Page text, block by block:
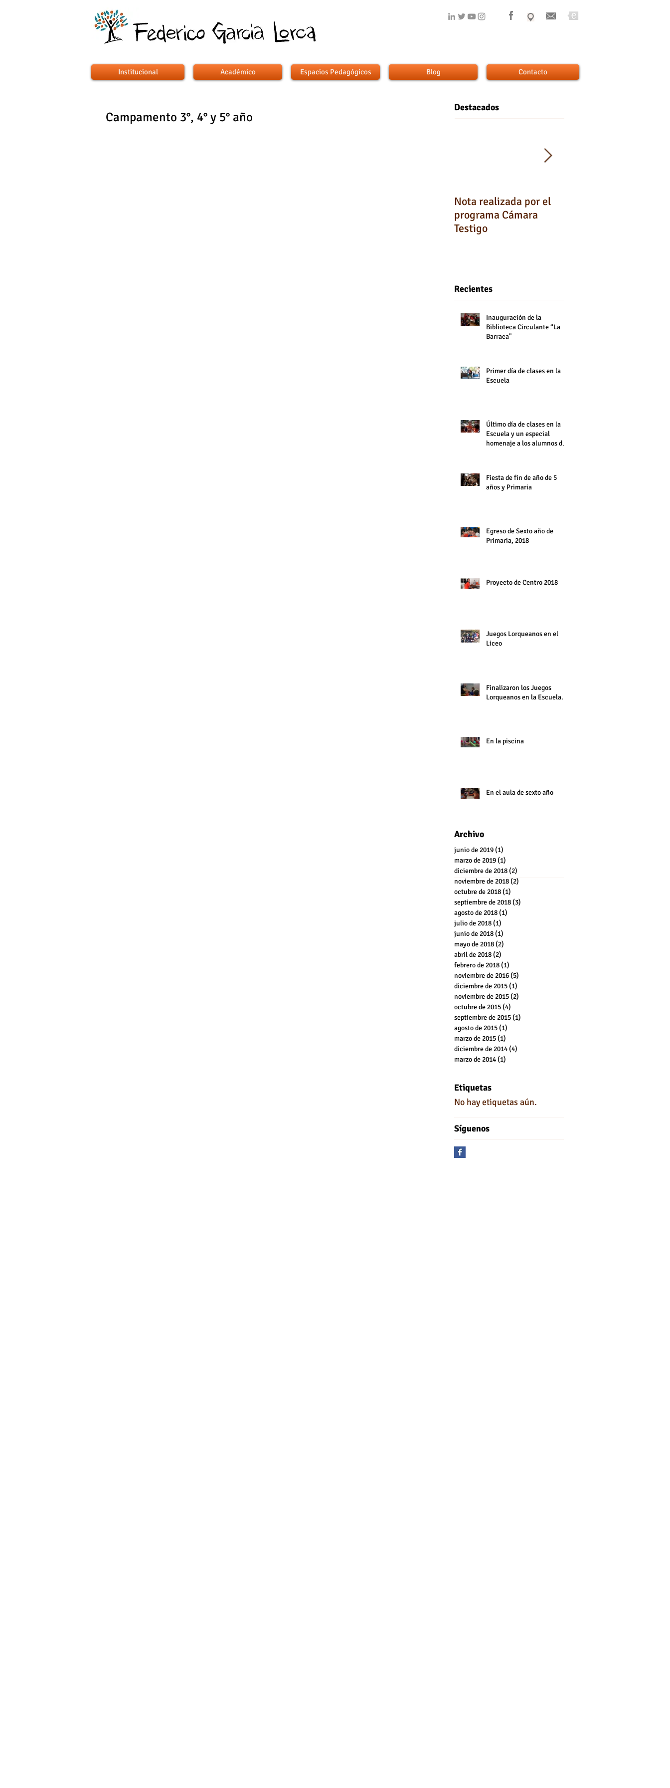
Institucional Académico Espacios Pedagógicos Blog Contacto
Campamento 3°, 4° y 5° año
Destacados
Nota realizada por el
programa Cámara
Testigo
Recientes
Inauguración de la
Biblioteca Circulante “La
Barraca"
Primer día de clases en la
Escuela
Último día de clases en la
Escuela y un especial
homenaje a los alumnos de
Fiesta de fin de año de 5
años y Primaria
Egreso de Sexto año de
Primaria, 2018
Proyecto de Centro 2018
Juegos Lorqueanos en el
Liceo
Finalizaron los Juegos
Lorqueanos en la Escuela.
En la piscina
En el aula de sexto año
Archivo
junio de 2019(1)
marzo de 2019(1)
diciembre de 2018(2)
noviembre de 2018(2)
octubre de 2018(1)
septiembre de 2018(3)
agosto de 2018(1)
julio de 2018(1)
junio de 2018(1)
mayo de 2018(2)
abril de 2018(2)
febrero de 2018(1)
noviembre de 2016(5)
diciembre de 2015(1)
noviembre de 2015(2)
octubre de 2015(4)
septiembre de 2015(1)
agosto de 2015(1)
marzo de 2015(1)
diciembre de 2014(4)
marzo de 2014(1)
Etiquetas
No hay etiquetas aún.
Síguenos